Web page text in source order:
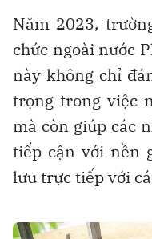
Năm 2023,
chức ngoài nước
này không chỉ
trọng trong việc
mà còn giúp các
tiếp cận với nền
lưu trực tiếp với